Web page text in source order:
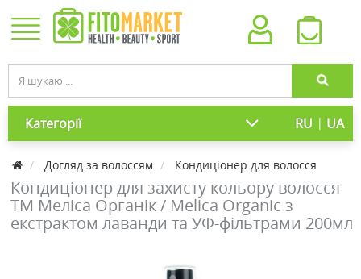
Категорії RU | UA
Догляд за волоссям Кондиціонер для волосся
Кондиціонер для захисту кольору волосся
ТМ Меліса Органік / Melica Organic з
екстрактом лаванди та УФ-фільтрами 200мл